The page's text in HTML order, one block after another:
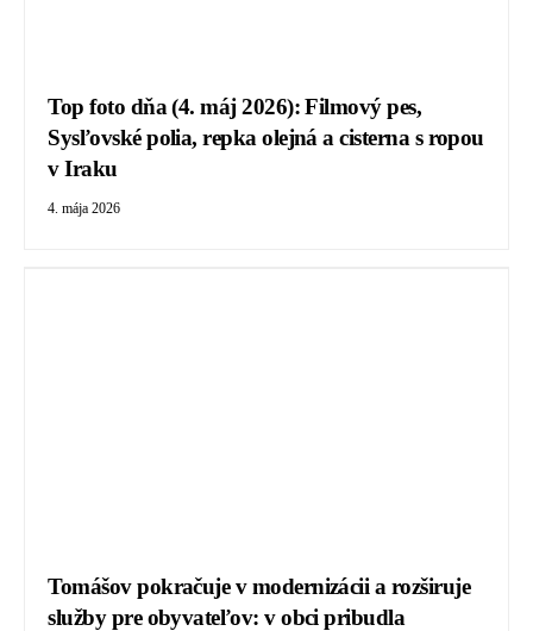
Top foto dňa (4. máj 2026): Filmový pes,
Sysľovské polia, repka olejná a cisterna s ropou
v Iraku
4. mája 2026
Tomášov pokračuje v modernizácii a rozširuje
služby pre obyvateľov: v obci pribudla